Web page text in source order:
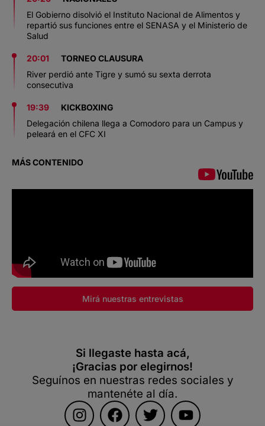
El Gobierno disolvió el Instituto Nacional de Alimentos y
repartió sus funciones entre el SENASA y el Ministerio de
Salud
20:01
TORNEO CLAUSURA
River perdió ante Tigre y sumó su sexta derrota
consecutiva
19:39
KICKBOXING
Delegación chilena llega a Comodoro para un Campus y
peleará en el CFC XI
MÁS CONTENIDO
Mirá nuestras entrevistas
Si llegaste hasta acá,
¡Gracias por elegirnos!
Seguínos en nuestras redes sociales y
mantenéte al día.